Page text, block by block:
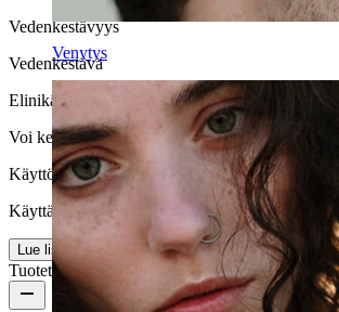
Venytys
Vedenkestävyys
Vedenkestävä
Elinikä
Voi kestää eliniän
Käyttömukavuus
Käyttäjäystävällinen
Lue lisää
Tuotetiedot